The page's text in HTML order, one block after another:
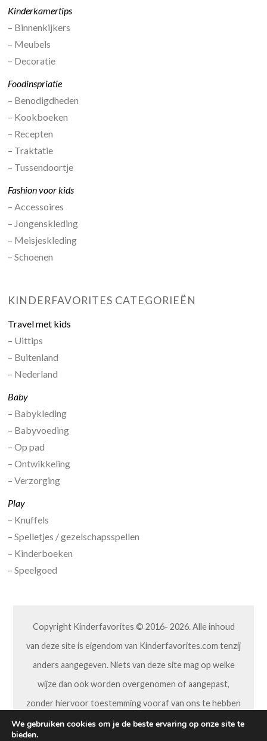
Kinderkamertips
– Binnenkijkers
– Meubels
– Decoratie
Foodinspriatie
– Benodigdheden
– Kookboeken
– Recepten
– Traktatie
– Tussendoortje
Fashion voor kids
– Accessoires
– Jongenskleding
– Meisjeskleding
– Schoenen
KINDERFAVORITES CATEGORIEËN
Travel met kids
– Uittips
– Buitenland
– Nederland
Baby
– Babykleding
– Babyvoeding
– Op pad
– Ontwikkeling
– Verzorging
Play
– Knuffels
– Spelletjes / gezelschapsspellen
– Kinderboeken
– Speelgoed
Copyright Kinderfavorites © 2016- 2026. Alle inhoud
van deze site is eigendom van Kinderfavorites.com tenzij
anders aangegeven. Niets van deze site mag op welke
wijze dan ook worden overgenomen of aangepast,
zonder hiervoor toestemming vooraf van ons te hebben
gekregen.
We gebruiken cookies om je de beste ervaring op onze site te
bieden.